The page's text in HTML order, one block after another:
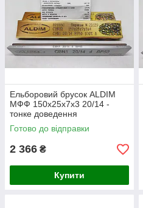
Ельборовий брусок ALDIM
МФФ 150х25х7х3 20/14 -
тонке доведення
Готово до відправки
2 366 ₴
Купити